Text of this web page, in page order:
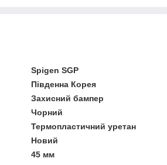
Spigen SGP
Південна Корея
Захисний бампер
Чорний
Термопластичний уретан
Новий
45 мм